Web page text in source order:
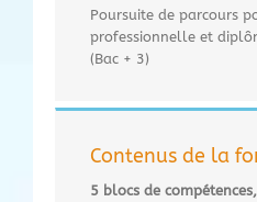
Poursuite de parcours
professionnelle et
(Bac + 3)
Contenus de la
5 blocs de compétences,